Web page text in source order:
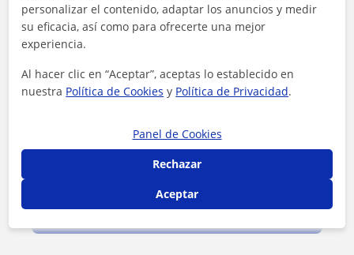
Al hacer clic, aceptas nuestroaviso legal
Contactar ahora
personalizar el contenido, adaptar los anuncios y medir
su eficacia, así como para ofrecerte una mejor
experiencia.
Al hacer clic en “Aceptar”, aceptas lo establecido en
nuestra Política de Cookies y Política de Privacidad.
Panel de Cookies
Rechazar
Aceptar